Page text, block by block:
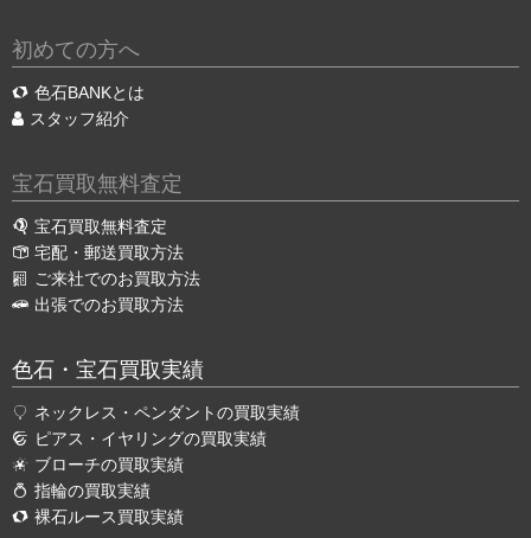
初めての方へ
色石BANKとは
スタッフ紹介
宝石買取無料査定
宝石買取無料査定
宅配・郵送買取方法
ご来社でのお買取方法
出張でのお買取方法
色石・宝石買取実績
ネックレス・ペンダントの買取実績
ピアス・イヤリングの買取実績
ブローチの買取実績
指輪の買取実績
裸石ルース買取実績